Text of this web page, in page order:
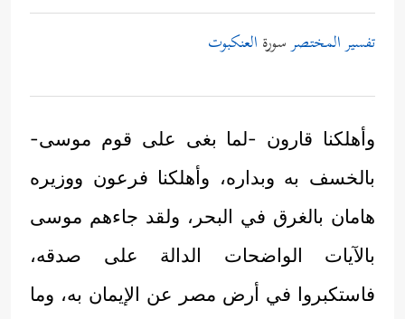
تفسير المختصرسورة العنكبوت
وأهلكنا قارون -لما بغى على قوم موسى-
بالخسف به وبداره، وأهلكنا فرعون ووزيره
هامان بالغرق في البحر، ولقد جاءهم موسى
بالآيات الواضحات الدالة على صدقه،
فاستكبروا في أرض مصر عن الإيمان به، وما